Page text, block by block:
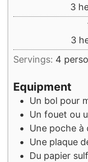
3
3
Servings: 4
Equipment
Un bol pour
Un fouet ou
Une poche à
Une plaque
Du papier